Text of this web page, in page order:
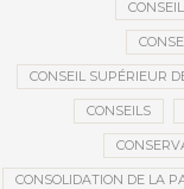
CONSEIL SUPÉRIEUR
CONSEILS
CONSOLIDATION DE LA